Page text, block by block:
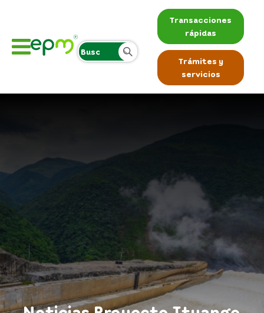
Transacciones
rápidas
Trámites y
servicios